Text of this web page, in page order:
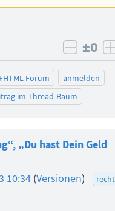
±0
Forum
anmelden
im Thread-Baum
„Du hast Dein Geld
10:34 (Versionen) recht